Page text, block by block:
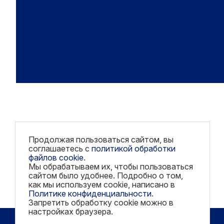
Продолжая пользоваться сайтом, вы
соглашаетесь с политикой обработки
файлов cookie.
Мы обрабатываем их, чтобы пользоваться
сайтом было удобнее. Подробно о том,
как мы используем cookie, написано в
Политике конфиденциальности.
Запретить обработку cookie можно в
настройках браузера.